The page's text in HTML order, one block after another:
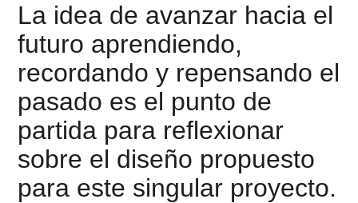
La idea de avanzar hacia el
futuro aprendiendo,
recordando y repensando el
pasado es el punto de
partida para reflexionar
sobre el diseño propuesto
para este singular proyecto.